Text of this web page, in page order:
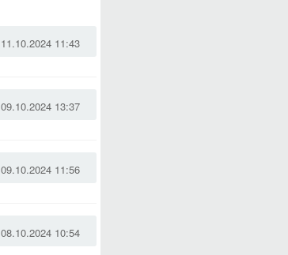
11.10.2024 11:43
09.10.2024 13:37
09.10.2024 11:56
08.10.2024 10:54